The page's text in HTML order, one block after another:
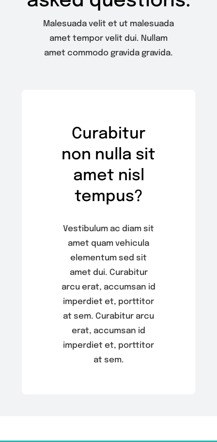
Malesuada velit et ut malesuada
amet tempor velit dui. Nullam
amet commodo gravida gravida.
Curabitur
non nulla sit
amet nisl
tempus?
Vestibulum ac diam sit
amet quam vehicula
elementum sed sit
amet dui. Curabitur
arcu erat, accumsan id
imperdiet et, porttitor
at sem. Curabitur arcu
erat, accumsan id
imperdiet et, porttitor
at sem.